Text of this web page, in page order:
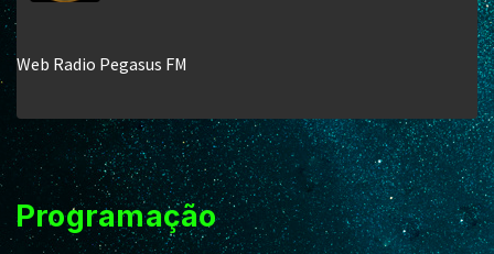
Programação